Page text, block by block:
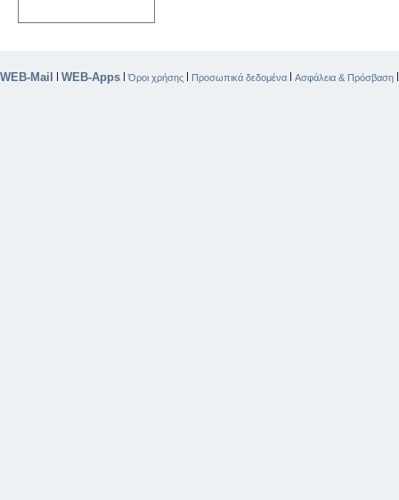
WEB-Mail WEB-Apps |Όροι χρήσης Προσωπικά δεδομένα Ασφάλεια & Πρόσβαση